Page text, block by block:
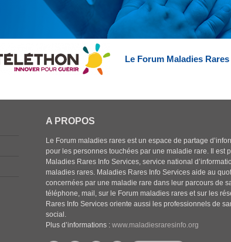
Le Forum Maladies
A PROPOS
Le Forum maladies rares est un espace de partage
pour les personnes touchées par une maladie rare. Il est
Maladies Rares Info Services, service national
maladies rares. Maladies Rares Info Services aide au
concernées par une maladie rare dans leur parcours de
téléphone, mail, sur le Forum maladies rares et sur les
Rares Info Services oriente aussi les professionnels de
social.
Plus d’informations :www.maladiesraresinfo.org